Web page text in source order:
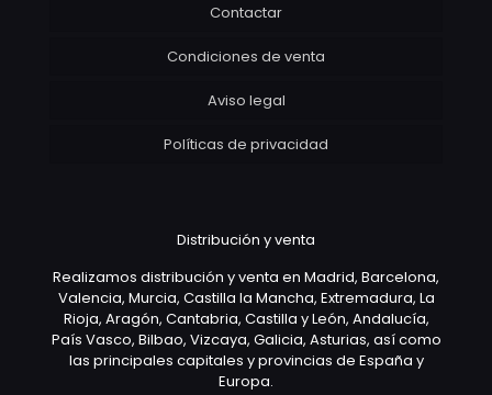
Contactar
Condiciones de venta
Aviso legal
Políticas de privacidad
Distribución y venta
Realizamos distribución y venta en Madrid, Barcelona,
Valencia, Murcia, Castilla la Mancha, Extremadura, La
Rioja, Aragón, Cantabria, Castilla y León, Andalucía,
País Vasco, Bilbao, Vizcaya, Galicia, Asturias, así como
las principales capitales y provincias de España y
Europa.